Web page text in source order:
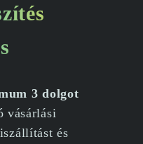
3 dolgot
vásárlási
és